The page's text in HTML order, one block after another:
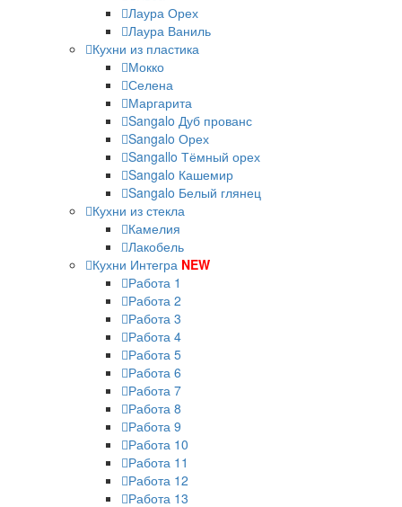
Лаура Орех
Лаура Ваниль
Кухни из пластика
Мокко
Селена
Маргарита
Sangalo Дуб прованс
Sangalo Орех
Sangallo Тёмный орех
Sangalo Кашемир
Sangalo Белый глянец
Кухни из стекла
Камелия
Лакобель
Кухни Интегра NEW
Работа 1
Работа 2
Работа 3
Работа 4
Работа 5
Работа 6
Работа 7
Работа 8
Работа 9
Работа 10
Работа 11
Работа 12
Работа 13